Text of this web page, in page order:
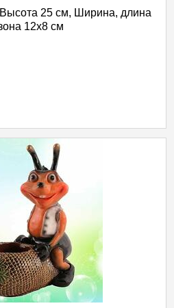
25 см, Ширина, длина
12х8 см